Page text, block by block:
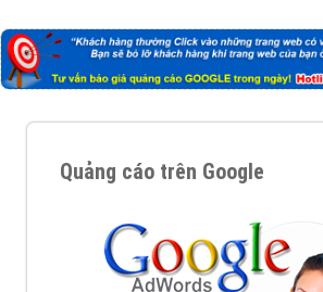
Quảng cáo trên Google